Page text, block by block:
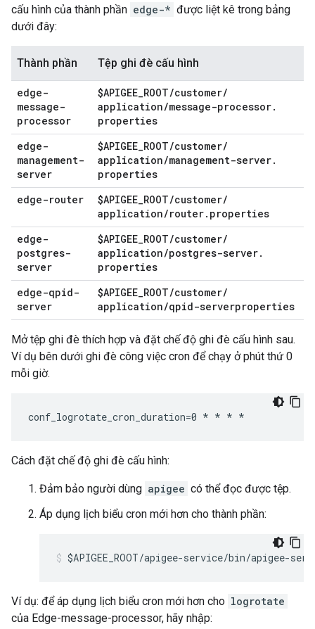
cấu hình của thành phần edge-* được liệt kê trong bảng
dưới đây:
Thành phần Tệp ghi đè cấu hình
edge-
message-
processor
$APIGEE_ROOT/customer/
application/message-processor.
properties
edge-
management-
server
$APIGEE_ROOT/customer/
application/management-server.
properties
edge-router
$APIGEE_ROOT/customer/
application/router. properties
edge-
postgres-
server
$APIGEE_ROOT/customer/
application/postgres-server.
properties
edge-qpid-
server
$APIGEE_ROOT/customer/
application/qpid-serverproperties
Mở tệp ghi đè thích hợp và đặt chế độ ghi đè cấu hình sau.
Ví dụ bên dưới ghi đè công việc cron để chạy ở phút thứ 0
mỗi giờ.
conf_logrotate_cron_duration=0 * * * *
Cách đặt chế độ ghi đè cấu hình:
Đảm bảo người dùng apigee có thể đọc được tệp.
Áp dụng lịch biểu cron mới hơn cho thành phần:
$APIGEE_ROOT/apigee-service/bin/apigee-
Ví dụ: để áp dụng lịch biểu cron mới hơn cho logrotate
của Edge-message-processor, hãy nhập: